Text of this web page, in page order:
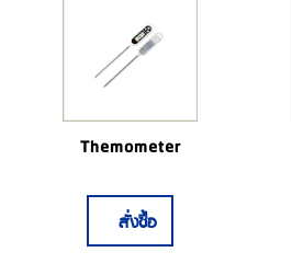
Themometer
สั่งซื้อ